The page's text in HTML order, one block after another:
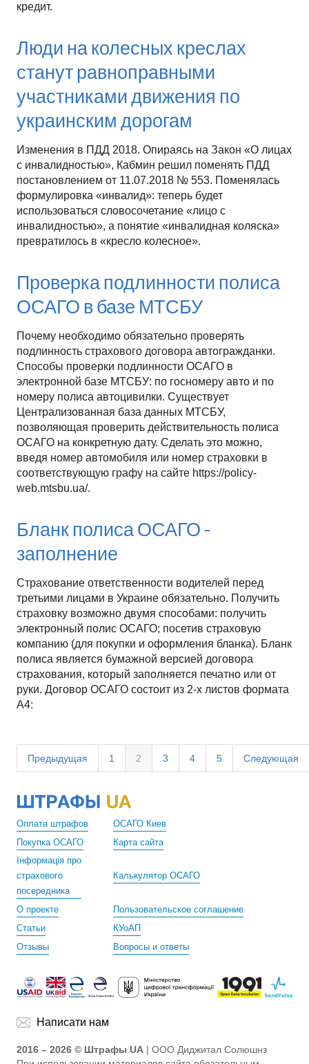
кредит.
Люди на колесных креслах
станут равноправными
участниками движения по
украинским дорогам
Изменения в ПДД 2018. Опираясь на Закон «О лицах
с инвалидностью», Кабмин решил поменять ПДД
постановлением от 11.07.2018 № 553. Поменялась
формулировка «инвалид»: теперь будет
использоваться словосочетание «лицо с
инвалидностью», а понятие «инвалидная коляска»
превратилось в «кресло колесное».
Проверка подлинности полиса
ОСАГО в базе МТСБУ
Почему необходимо обязательно проверять
подлинность страхового договора автогражданки.
Способы проверки подлинности ОСАГО в
электронной базе МТСБУ: по госномеру авто и по
номеру полиса автоцивилки. Существует
Централизованная база данных МТСБУ,
позволяющая проверить действительность полиса
ОСАГО на конкретную дату. Сделать это можно,
введя номер автомобиля или номер страховки в
соответствующую графу на сайте https://policy-
web.mtsbu.ua/.
Бланк полиса ОСАГО -
заполнение
Страхование ответственности водителей перед
третьими лицами в Украине обязательно. Получить
страховку возможно двумя способами: получить
электронный полис ОСАГО; посетив страховую
компанию (для покупки и оформления бланка). Бланк
полиса является бумажной версией договора
страхования, который заполняется печатно или от
руки. Договор ОСАГО состоит из 2-х листов формата
А4:
Предыдущая 1 2 3 4 5 Следующая
О проекте
Статьи
Пользовательское соглашение
КУоАП
Отзывы
Вопросы и ответы
Оплата штрафов
ОСАГО Киев
Покупка ОСАГО
Карта сайта
Інформація про
страхового
посередника
Калькулятор ОСАГО
Написати нам
2016 – 2026 © Штрафы UA | ООО Диджитал Солюшнз